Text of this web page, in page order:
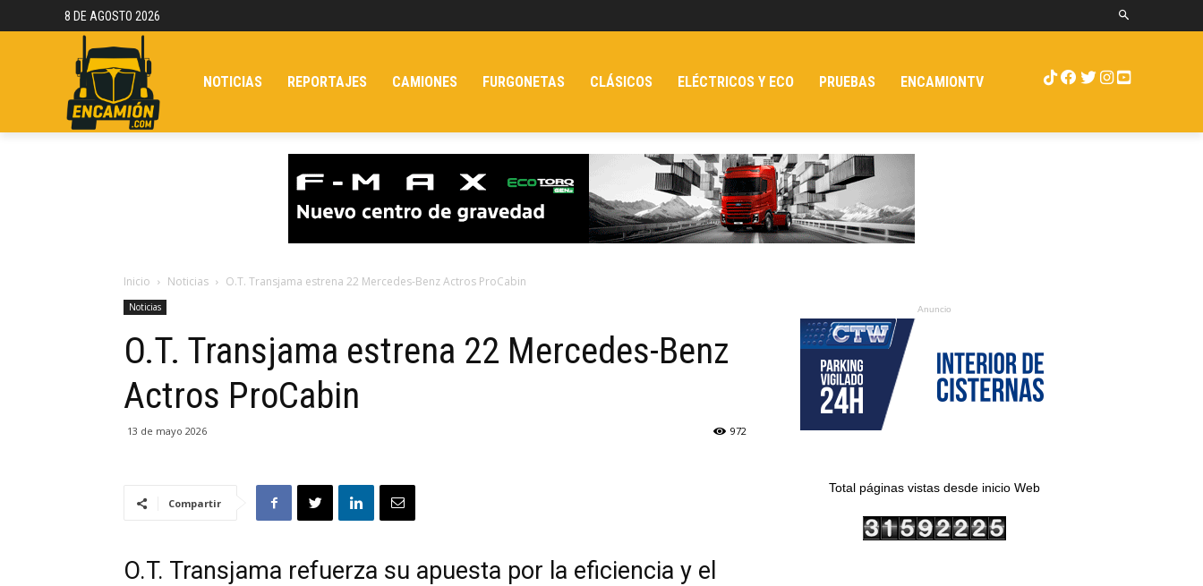
8 DE AGOSTO 2026
NOTICIAS REPORTAJES CAMIONES FURGONETAS CLÁSICOS ELÉCTRICOS Y ECO PRUEBAS ENCAMIONTV
Inicio Noticias O.T. Transjama estrena 22 Mercedes-Benz Actros ProCabin
Noticias
O.T. Transjama estrena 22 Mercedes-Benz
Actros ProCabin
13 de mayo 2026 972
Compartir
O.T. Transjama refuerza su apuesta por la eficiencia y el
Anuncio
Total páginas vistas desde inicio Web